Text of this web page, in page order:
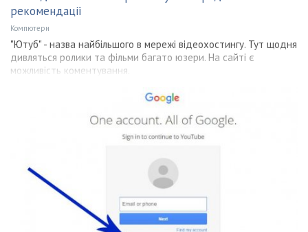
рекомендації
Компютери
"Ютуб" - назва найбільшого в мережі відеохостингу. Тут щодня
дивляться ролики та фільми багато юзери. На сайті є
можливість коментування.